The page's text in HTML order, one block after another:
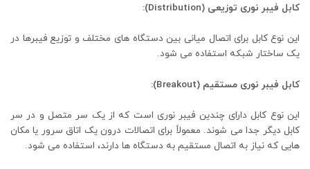
کابل فیبر نوری توزیعی (Distribution):
این نوع کابل برای اتصال میانی بین دستگاه ‌های مختلف و توزیع فیبرها در
یک ساختار شبکه استفاده می ‌شود.
کابل فیبر نوری مستقیم (Breakout):
این نوع کابل دارای چندین فیبر نوری است که از یک سر متصل و در سر
کابل دیگر جدا می ‌شوند. معمولاً برای اتصالات درون یک اتاق سرور یا مکان‌
هایی که نیاز به اتصال مستقیم به دستگاه‌ ها دارند، استفاده می ‌شود.